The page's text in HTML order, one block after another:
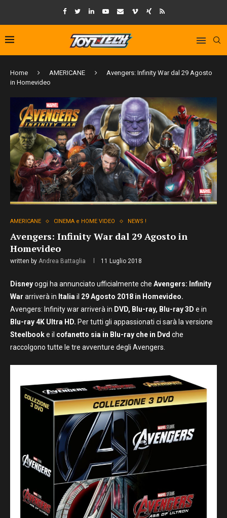
Home AMERICANE
Avengers: Infinity War dal 29 Agosto
in Homevideo
AMERICANE CINEMA e HOME VIDEO NEWS !
Avengers: Infinity War dal 29 Agosto in
Homevideo
written by Andrea Battaglia 11 Luglio 2018
Disneyoggi ha annunciato ufficialmente che Avengers: Infinity
War arriverà in Italia il 29 Agosto 2018 in Homevideo.
Avengers: Infinity war arriverà in DVD, Blu-ray, Blu-ray 3D e in
Blu-ray 4K Ultra HD. Per tutti gli appassionati ci sarà la versione
Steelbooke il cofanetto sia in Blu-ray che in Dvd che
raccolgono tutte le tre avventure degli Avengers.